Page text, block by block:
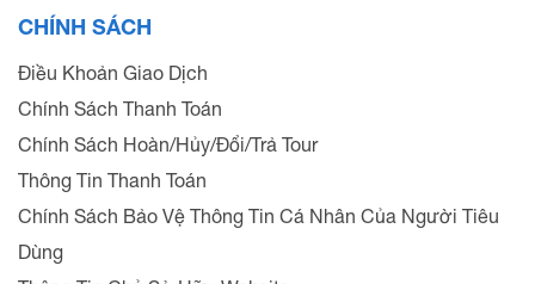
CHÍNH SÁCH
Điều Khoản Giao Dịch
Chính Sách Thanh Toán
Chính Sách Hoàn/Hủy/Đổi/Trả Tour
Thông Tin Thanh Toán
Chính Sách Bảo Vệ Thông Tin Cá Nhân Của Người Tiêu
Dùng